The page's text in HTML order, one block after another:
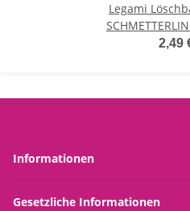
Legami
Gel Pen, Stift ,
2,49
Informationen
Gesetzliche Informationen